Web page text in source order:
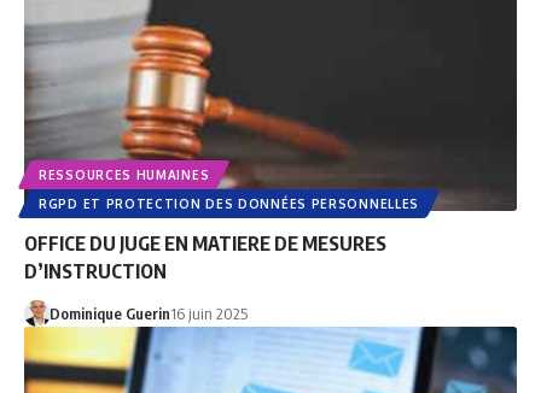
RESSOURCES HUMAINES
RGPD ET PROTECTION DES DONNÉES PERSONNELLES
OFFICE DU JUGE EN MATIERE DE MESURES
D’INSTRUCTION
Dominique Guerin16 juin 2025